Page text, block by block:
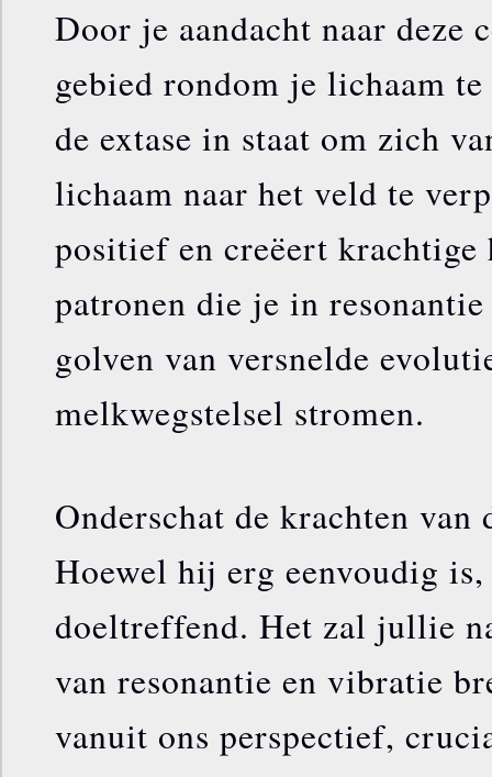
Door je aandacht naar deze
gebied rondom je lichaam
de extase in staat om zich
lichaam naar het veld te
positief en creëert krachtige
patronen die je in
golven van versnelde
melkwegstelsel stromen.
Onderschat de krachten van
Hoewel hij erg eenvoudig
doeltreffend. Het zal jullie
van resonantie en vibratie
vanuit ons perspectief,